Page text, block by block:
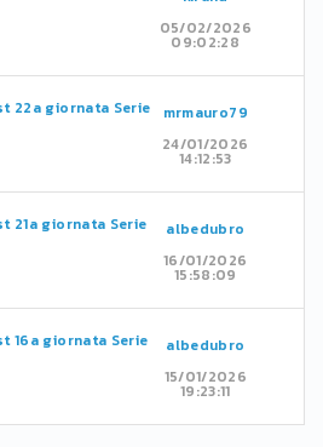
05/02/2026
09:02:28
22a giornata Serie
mrmauro79
24/01/2026
14:12:53
21a giornata Serie
albedubro
16/01/2026
15:58:09
16a giornata Serie
albedubro
15/01/2026
19:23:11